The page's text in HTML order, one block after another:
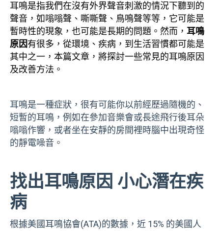
耳鳴是指我們在沒有外界聲音刺激的情況下聽到的
聲音，如嗡嗡聲、嘶嘶聲、鳥鳴聲等等，它可能是
暫時性的現象，也可能是長期的問題。然而， 耳鳴
原因有很多，從環境、疾病，到生活習慣都可能是
其中之一，本篇文章，將探討一些常見的耳鳴原因
及改善方法。
耳鳴是一種症狀，很有可能你以前經歷過隨機的、
短暫的耳鳴，例如在參加音樂會或長途飛行後耳朵
嗡嗡作響，或者坐在安靜的房間裡時腦中出現奇怪
的靜電噪音。
找出耳鳴原因 小心潛在疾
病
根據美國耳鳴協會(ATA)的數據，近 15% 的美國人